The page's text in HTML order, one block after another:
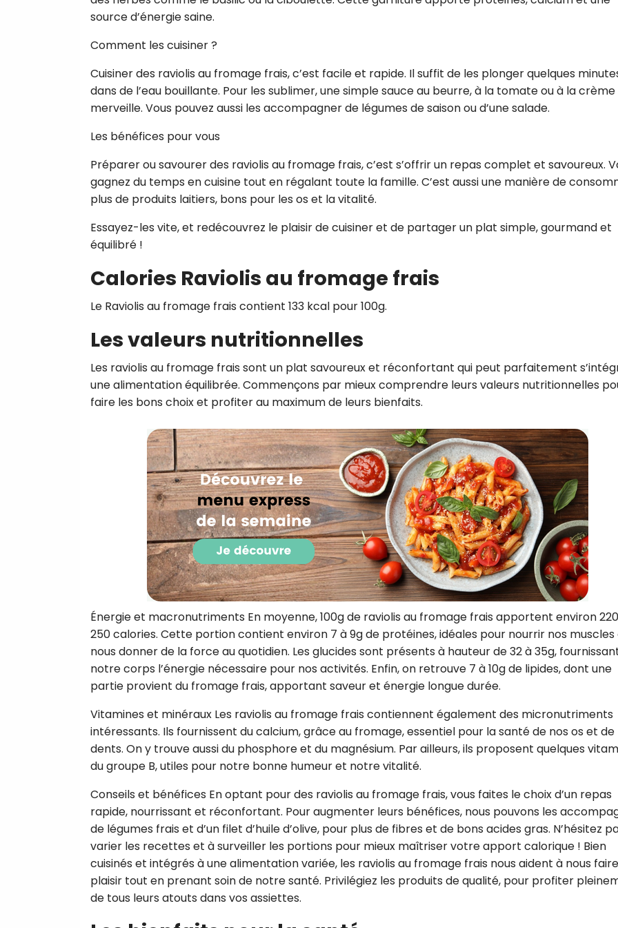
source d’énergie saine.
Comment les cuisiner ?
Cuisiner des raviolis au fromage frais, c’est facile et rapide. Il suffit de les plonger quelques
dans de l’eau bouillante. Pour les sublimer, une simple sauce au beurre, à la tomate ou à la
merveille. Vous pouvez aussi les accompagner de légumes de saison ou d’une salade.
Les bénéfices pour vous
Préparer ou savourer des raviolis au fromage frais, c’est s’offrir un repas complet et savoureux.
gagnez du temps en cuisine tout en régalant toute la famille. C’est aussi une manière de
plus de produits laitiers, bons pour les os et la vitalité.
Essayez-les vite, et redécouvrez le plaisir de cuisiner et de partager un plat simple, gourmand et
équilibré !
Calories Raviolis au fromage frais
Le Raviolis au fromage frais contient 133 kcal pour 100g.
Les valeurs nutritionnelles
Les raviolis au fromage frais sont un plat savoureux et réconfortant qui peut parfaitement
une alimentation équilibrée. Commençons par mieux comprendre leurs valeurs nutritionnelles
faire les bons choix et profiter au maximum de leurs bienfaits.
Énergie et macronutriments En moyenne, 100g de raviolis au fromage frais apportent environ
250 calories. Cette portion contient environ 7 à 9g de protéines, idéales pour nourrir nos
nous donner de la force au quotidien. Les glucides sont présents à hauteur de 32 à 35g,
notre corps l’énergie nécessaire pour nos activités. Enfin, on retrouve 7 à 10g de lipides, dont une
partie provient du fromage frais, apportant saveur et énergie longue durée.
Vitamines et minéraux Les raviolis au fromage frais contiennent également des micronutriments
intéressants. Ils fournissent du calcium, grâce au fromage, essentiel pour la santé de nos os et de
dents. On y trouve aussi du phosphore et du magnésium. Par ailleurs, ils proposent quelques
du groupe B, utiles pour notre bonne humeur et notre vitalité.
Conseils et bénéfices En optant pour des raviolis au fromage frais, vous faites le choix d’un repas
rapide, nourrissant et réconfortant. Pour augmenter leurs bénéfices, nous pouvons les
de légumes frais et d’un filet d’huile d’olive, pour plus de fibres et de bons acides gras. N’hésitez
varier les recettes et à surveiller les portions pour mieux maîtriser votre apport calorique ! Bien
cuisinés et intégrés à une alimentation variée, les raviolis au fromage frais nous aident à nous faire
plaisir tout en prenant soin de notre santé. Privilégiez les produits de qualité, pour profiter
de tous leurs atouts dans vos assiettes.